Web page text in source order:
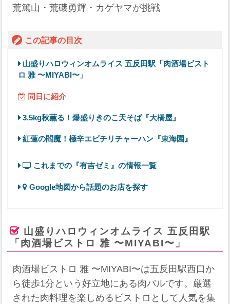
荒篤山・荒磯勇輝・カゲヤマが挑戦
この記事の目次
山盛りハロウィンオムライス 五反田駅「肉酒場ビスト
ロ 雅 〜MIYABI〜」
同日に紹介
3.5kg秋薫る！爆盛りきのこ天そば『大橋屋』
紅蓮の閻魔！極辛エビチリチャーハン『東海園』
これまでの『有吉ゼミ』の情報一覧
Google地図から話題のお店を探す
山盛りハロウィンオムライス 五反田駅
「肉酒場ビストロ 雅 〜MIYABI〜」
肉酒場ビストロ 雅 〜MIYABI〜は五反田駅西口か
ら徒歩1分という好立地にある肉バルです。厳選
された肉料理を楽しめるビストロとして人気を集